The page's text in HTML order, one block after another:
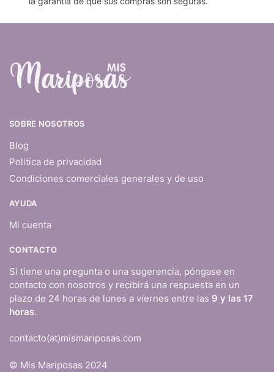
SOBRE NOSOTROS
Blog
Politica de privacidad
Condiciones comerciales generales y de uso
AYUDA
Mi cuenta
CONTACTO
Si tiene una pregunta o una sugerencia, póngase en
contacto con nosotros y recibirá una respuesta en un
plazo de 24 horas de lunes a viernes entre las 9 y las 17
horas.
contacto(at)mismariposas.com
© Mis Mariposas 2024